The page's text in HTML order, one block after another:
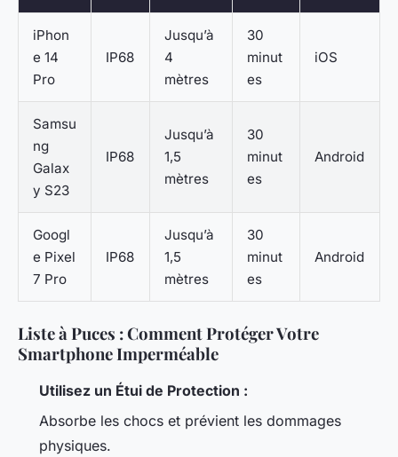
iPhon
e 14
Pro
IP68
Jusqu’à
4
mètres
30
minut
es
iOS
Samsu
ng
Galax
y S23
IP68
Jusqu’à
1,5
mètres
30
minut
es
Android
Googl
e Pixel
7 Pro
IP68
Jusqu’à
1,5
mètres
30
minut
es
Android
Liste à Puces : Comment Protéger Votre
Smartphone Imperméable
Utilisez un Étui de Protection :
Absorbe les chocs et prévient les dommages
physiques.